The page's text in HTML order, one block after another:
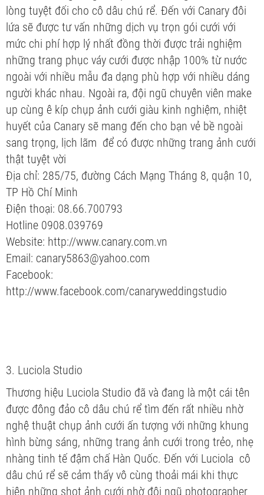
lòng tuyệt đối cho cô dâu chú rể. Đến với Canary đôi
lứa sẽ được tư vấn những dịch vụ trọn gói cưới với
mức chi phí hợp lý nhất đồng thời được trải nghiệm
những trang phục váy cưới được nhập 100% từ nước
ngoài với nhiều mẫu đa dạng phù hợp với nhiều dáng
người khác nhau. Ngoài ra, đội ngũ chuyên viên make
up cùng ê kíp chụp ảnh cưới giàu kinh nghiệm, nhiệt
huyết của Canary sẽ mang đến cho bạn vẻ bề ngoài
sang trọng, lịch lãm để có được những trang ảnh cưới
thật tuyệt vời
Địa chỉ: 285/75, đường Cách Mạng Tháng 8, quận 10,
TP Hồ Chí Minh
Điện thoại: 08.66.700793
Hotline 0908.039769
Website: http://www.canary.com.vn
Email: canary5863@yahoo.com
Facebook:
http://www.facebook.com/canaryweddingstudio
3. Luciola Studio
Thương hiệu Luciola Studio đã và đang là một cái tên
được đông đảo cô dâu chú rể tìm đến rất nhiều nhờ
nghệ thuật chụp ảnh cưới ấn tượng với những khung
hình bừng sáng, những trang ảnh cưới trong trẻo, nhẹ
nhàng tinh tế đậm chấ Hàn Quốc. Đến với Luciola cô
dâu chú rể sẽ cảm thấy vô cùng thoải mái khi thực
hiện những shot ảnh cưới nhờ đội ngũ photographer